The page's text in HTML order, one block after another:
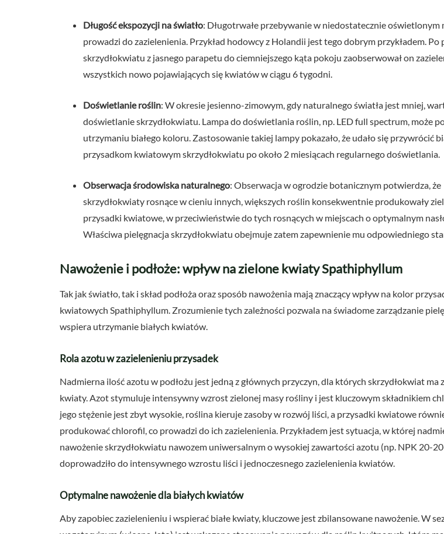
Długość ekspozycji na światło: Długotrwałe przebywanie w niedostatecznie oświetlonym
prowadzi do zazielenienia. Przykład hodowcy z Holandii jest tego dobrym przykładem. Po
skrzydłokwiatu z jasnego parapetu do ciemniejszego kąta pokoju zaobserwował on
wszystkich nowo pojawiających się kwiatów w ciągu 6 tygodni.
Doświetlanie roślin: W okresie jesienno-zimowym, gdy naturalnego światła jest mniej,
doświetlanie skrzydłokwiatu. Lampa do doświetlania roślin, np. LED full spectrum, może
utrzymaniu białego koloru. Zastosowanie takiej lampy pokazało, że udało się przywrócić
przysadkom kwiatowym skrzydłokwiatu po około 2 miesiącach regularnego doświetlania.
Obserwacja środowiska naturalnego: Obserwacja w ogrodzie botanicznym potwierdza, że
skrzydłokwiaty rosnące w cieniu innych, większych roślin konsekwentnie produkowały
przysadki kwiatowe, w przeciwieństwie do tych rosnących w miejscach o optymalnym
Właściwa pielęgnacja skrzydłokwiatu obejmuje zatem zapewnienie mu odpowiedniego
Nawożenie i podłoże: wpływ na zielone kwiaty Spathiphyllum
Tak jak światło, tak i skład podłoża oraz sposób nawożenia mają znaczący wpływ na kolor
kwiatowych Spathiphyllum. Zrozumienie tych zależności pozwala na świadome zarządzanie
wspiera utrzymanie białych kwiatów.
Rola azotu w zazielenieniu przysadek
Nadmierna ilość azotu w podłożu jest jedną z głównych przyczyn, dla których skrzydłokwiat ma
kwiaty. Azot stymuluje intensywny wzrost zielonej masy rośliny i jest kluczowym składnikiem
jego stężenie jest zbyt wysokie, roślina kieruje zasoby w rozwój liści, a przysadki kwiatowe
produkować chlorofil, co prowadzi do ich zazielenienia. Przykładem jest sytuacja, w której
nawożenie skrzydłokwiatu nawozem uniwersalnym o wysokiej zawartości azotu (np. NPK 20-
doprowadziło do intensywnego wzrostu liści i jednoczesnego zazielenienia kwiatów.
Optymalne nawożenie dla białych kwiatów
Aby zapobiec zazielenieniu i wspierać białe kwiaty, kluczowe jest zbilansowane nawożenie. W